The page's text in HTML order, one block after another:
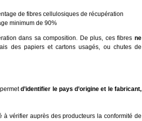
de fibres cellulosiques de récupération
minimum de 90%
dans sa composition. De plus, ces fibres ne
des papiers et cartons usagés, ou chutes de
permetd’identifier le pays d’origine et le fabricant,
à vérifier auprès des producteurs la conformité de